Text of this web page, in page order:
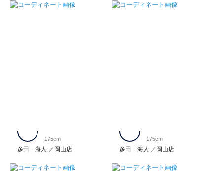
多田 海人 岡山店
175cm
多田 海人 岡山店
175cm